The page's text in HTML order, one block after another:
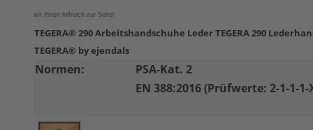
wir Ihnen hilfreich zur Seite!
TEGERA® 290 Arbeitshandschuhe Leder TEGERA 290
TEGERA® by ejendals
Normen:
PSA-Kat. 2
EN 388:2016 (Prüfwerte: 2-1-1-1-